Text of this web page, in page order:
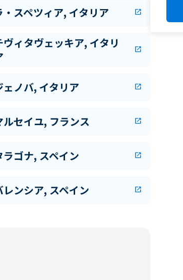
・スペツィア, イタリア open_in_new
ヴィタヴェッキア, イタリ
open_in_new
ェノバ, イタリア open_in_new
ルセイユ, フランス open_in_new
ラゴナ, スペイン open_in_new
レンシア, スペイン open_in_new